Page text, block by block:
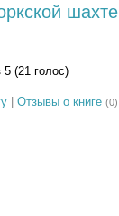
шахте
5 (21 голос)
| Отзывы о книге (0)